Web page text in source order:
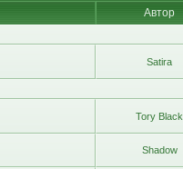
Автор
Satira
Tory Black
Shadow